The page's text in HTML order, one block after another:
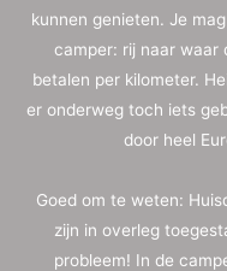
kunnen genieten. Je
camper: rij naar waar
betalen per kilometer.
er onderweg toch iets
door heel
Goed om te weten:
zijn in overleg
probleem! In de